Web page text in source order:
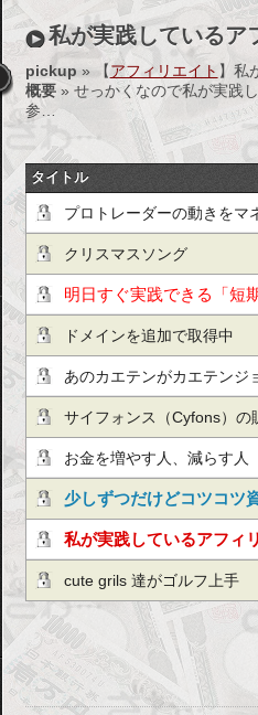
み
ん
な
の
お
金
儲
け
ア
ン
テ
ナ
［ブ
ロ
グ
ラ
ン
私が実践しているア
pickup » 【アフィリエイト 】私
概要» せっかくなので私が実践
参…
タイトル
プロトレーダーの動きをマ
クリスマスソング
明日すぐ実践できる「短
だけ公開！
ドメインを追加で取得中
あのカエテンがカエテンジ
スマホ対策化されてただと
サイフォンス（Cyfons）の
お金を増やす人、減らす人
少しずつだけどコツコツ
月利10％の投資手法！
私が実践しているアフィ
cute grils 達がゴルフ上手